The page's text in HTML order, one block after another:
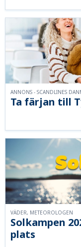
Ta färjan till
ANNONS - SCANDLINES
Solkampen
plats
VÄDER, METEOROLOGEN